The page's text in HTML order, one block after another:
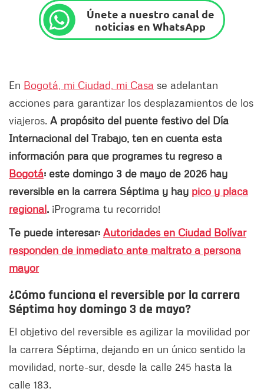
Únete a nuestro canal de
noticias en WhatsApp
En Bogotá, mi Ciudad, mi Casa se adelantan
acciones para garantizar los desplazamientos de los
viajeros. A propósito del puente festivo del Día
Internacional del Trabajo, ten en cuenta esta
información para que programes tu regreso a
Bogotá: este domingo 3 de mayo de 2026 hay
reversible en la carrera Séptima y hay pico y placa
regional. ¡Programa tu recorrido!
Te puede interesar: Autoridades en Ciudad Bolívar
responden de inmediato ante maltrato a persona
mayor
¿Cómo funciona el reversible por la carrera
Séptima hoy domingo 3 de mayo?
El objetivo del reversible es agilizar la movilidad por
la carrera Séptima, dejando en un único sentido la
movilidad, norte-sur, desde la calle 245 hasta la
calle 183.